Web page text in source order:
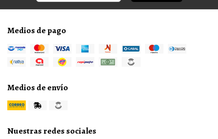
Medios de pago
Medios de envío
Nuestras redes sociales